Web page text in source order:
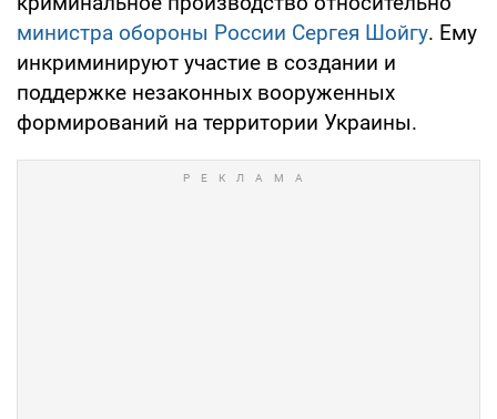
министра обороны России Сергея Шойгу. Ему
инкриминируют участие в создании и
поддержке незаконных вооруженных
формирований на территории Украины.